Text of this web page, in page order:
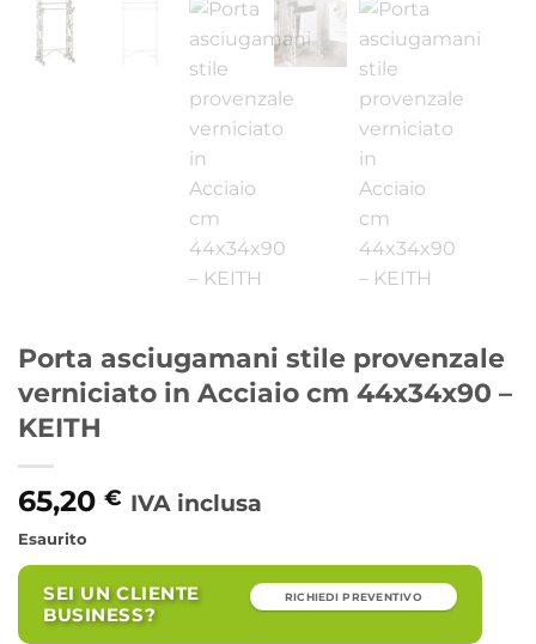
Porta asciugamani stile provenzale
verniciato in Acciaio cm 44x34x90 –
KEITH
65,20 € IVA inclusa
Esaurito
SEI UN CLIENTE
BUSINESS?
RICHIEDI PREVENTIVO